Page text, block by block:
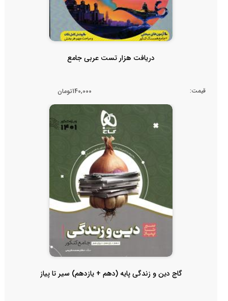
دریافت هزار تست عربی جامع
قیمت: 140,000تومان
گاج دین و زندگی پایه (دهم + یازدهم) سیر تا پیاز